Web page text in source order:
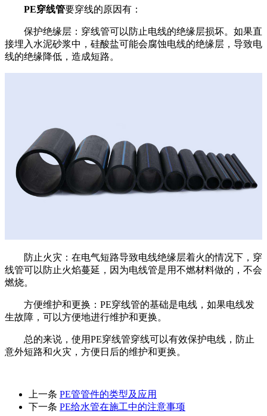
PE穿线管要穿线的原因有：
保护绝缘层：穿线管可以防止电线的绝缘层损坏。如果直
接埋入水泥砂浆中，硅酸盐可能会腐蚀电线的绝缘层，导致电
线的绝缘降低，造成短路。
防止火灾：在电气短路导致电线绝缘层着火的情况下，穿
线管可以防止火焰蔓延，因为电线管是用不燃材料做的，不会
燃烧。
方便维护和更换：PE穿线管的基础是电线，如果电线发
生故障，可以方便地进行维护和更换。
总的来说，使用PE穿线管穿线可以有效保护电线，防止
意外短路和火灾，方便日后的维护和更换。
上一条 PE管管件的类型及应用
下一条 PE给水管在施工中的注意事项